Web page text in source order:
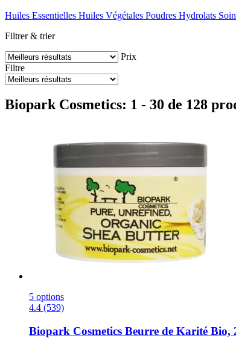
Huiles Essentielles Huiles Végétales Poudres Hydrolats
Filtrer & trier
Prix
Filtre
Biopark Cosmetics: 1 - 30 de 128
5 options
4.4 (539)
Biopark Cosmetics Beurre de Karité Bio,